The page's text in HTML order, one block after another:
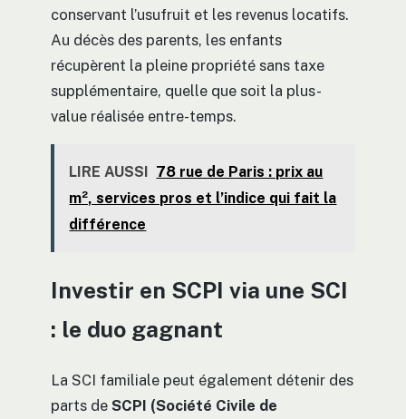
conservant l’usufruit et les revenus locatifs.
Au décès des parents, les enfants
récupèrent la pleine propriété sans taxe
supplémentaire, quelle que soit la plus-
value réalisée entre-temps.
LIRE AUSSI 78 rue de Paris : prix au
m², services pros et l’indice qui fait la
différence
Investir en SCPI via une SCI
: le duo gagnant
La SCI familiale peut également détenir des
parts de SCPI (Société Civile de